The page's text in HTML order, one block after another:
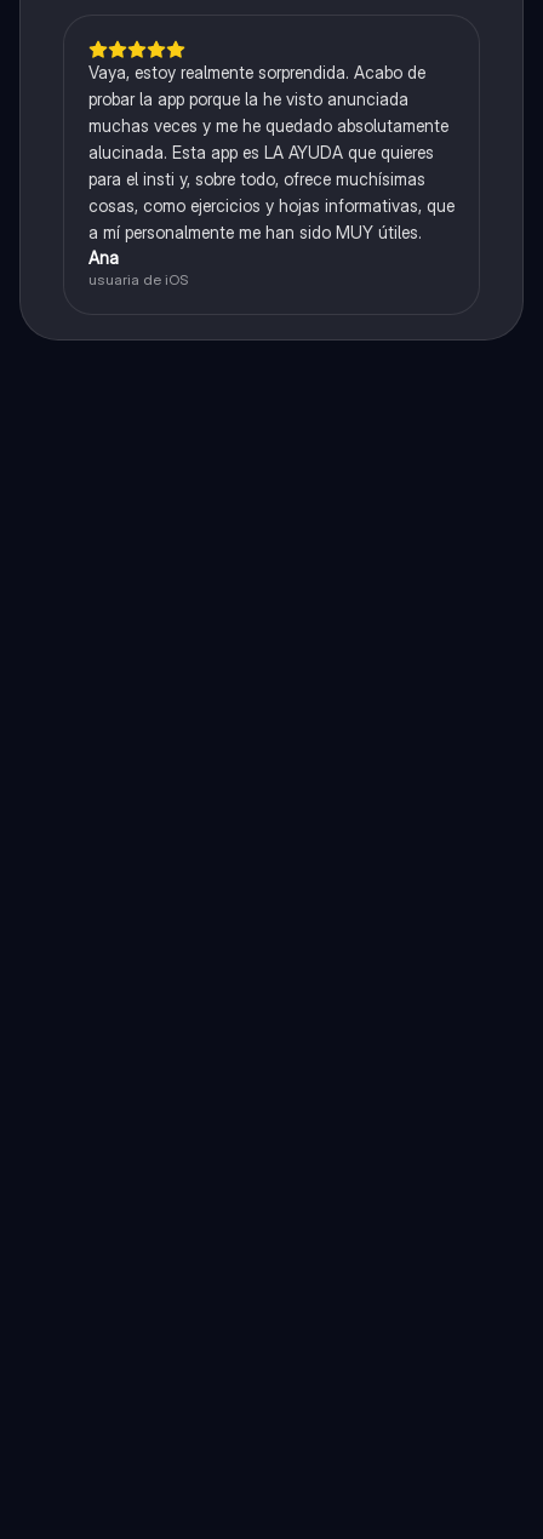
Vaya, estoy realmente sorprendida. Acabo de
probar la app porque la he visto anunciada
muchas veces y me he quedado absolutamente
alucinada. Esta app es LA AYUDA que quieres
para el insti y, sobre todo, ofrece muchísimas
cosas, como ejercicios y hojas informativas, que
a mí personalmente me han sido MUY útiles.
Ana
usuaria de iOS